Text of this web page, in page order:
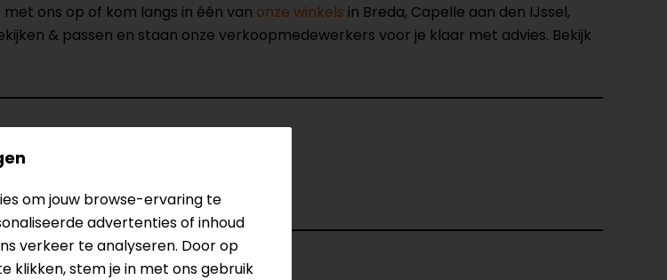
met ons op of kom langs in één van onze winkels in Breda, Capelle aan den IJssel,
& passen en staan onze verkoopmedewerkers voor je klaar met advies. Bekijk
Kleur Zwart
om jouw browse-ervaring te
advertenties of inhoud
verkeer te analyseren. Door op
klikken, stem je in met ons gebruik